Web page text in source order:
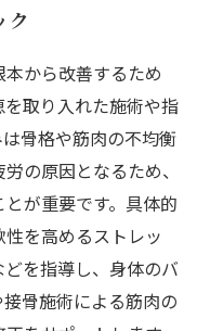
ク
から改善するため
取り入れた施術や指
骨格や筋肉の不均衡
の原因となるため、
が重要です。具体的
を高めるストレッ
を指導し、身体のバ
骨施術による筋肉の